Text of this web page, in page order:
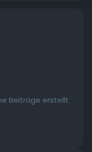
Beiträge erstellt